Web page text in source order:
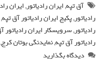
آق تپه,ایران رادیاتور,ایران
رادیاتور,پکیج ایران رادیاتور آق تپه,
رادیاتور,سرویسکار ایران رادیاتور
رادیاتور آق تپه,نمایدنگی بوتان کرج,
دیدگاه بگذارید